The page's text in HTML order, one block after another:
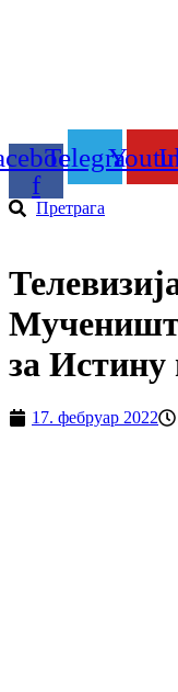
f
Telegram
Претрага
за Истину
17. фебруар 2022